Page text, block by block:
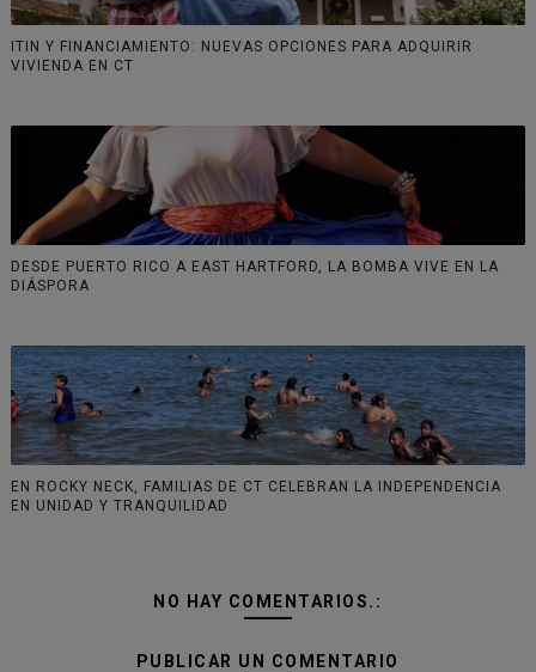
ITIN Y FINANCIAMIENTO: NUEVAS OPCIONES PARA ADQUIRIR
VIVIENDA EN CT
DESDE PUERTO RICO A EAST HARTFORD, LA BOMBA VIVE EN LA
DIÁSPORA
EN ROCKY NECK, FAMILIAS DE CT CELEBRAN LA INDEPENDENCIA
EN UNIDAD Y TRANQUILIDAD
NO HAY COMENTARIOS.:
PUBLICAR UN COMENTARIO